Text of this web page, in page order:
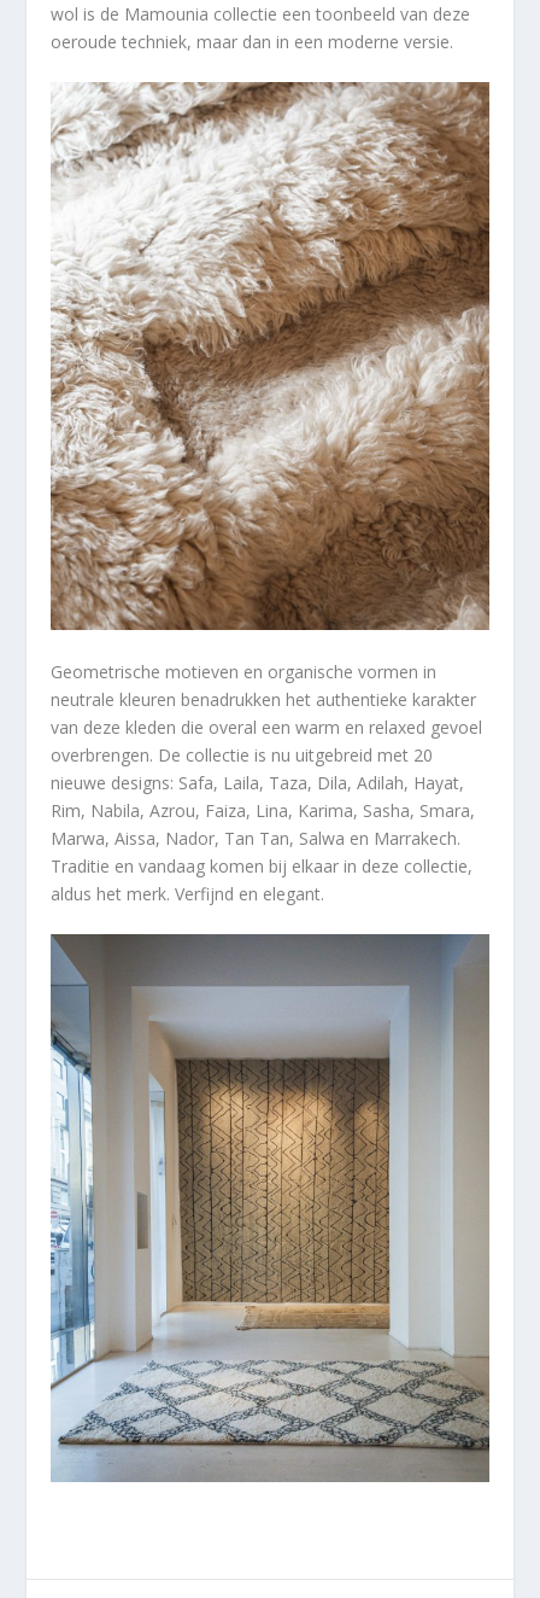
wol is de Mamounia collectie een toonbeeld van deze
oeroude techniek, maar dan in een moderne versie.
Geometrische motieven en organische vormen in
neutrale kleuren benadrukken het authentieke karakter
van deze kleden die overal een warm en relaxed gevoel
overbrengen. De collectie is nu uitgebreid met 20
nieuwe designs: Safa, Laila, Taza, Dila, Adilah, Hayat,
Rim, Nabila, Azrou, Faiza, Lina, Karima, Sasha, Smara,
Marwa, Aissa, Nador, Tan Tan, Salwa en Marrakech.
Traditie en vandaag komen bij elkaar in deze collectie,
aldus het merk. Verfijnd en elegant.